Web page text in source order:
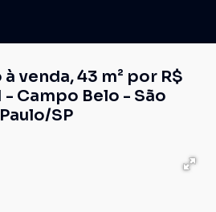
venda, 43 m² por R$
Campo Belo - São
Paulo/SP